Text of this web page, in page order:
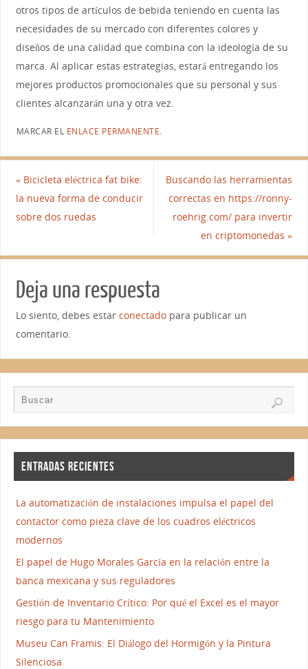
otros tipos de artículos de bebida teniendo en cuenta las
necesidades de su mercado con diferentes colores y
diseños de una calidad que combina con la ideología de su
marca. Al aplicar estas estrategias, estará entregando los
mejores productos promocionales que su personal y sus
clientes alcanzarán una y otra vez.
MARCAR EL ENLACE PERMANENTE.
«Bicicleta eléctrica fat bike:
la nueva forma de conducir
sobre dos ruedas
Buscando las herramientas
correctas en https://ronny-
roehrig.com/ para invertir
en criptomonedas»
Deja una respuesta
Lo siento, debes estar conectadopara publicar un
comentario.
ENTRADAS RECIENTES
La automatización de instalaciones impulsa el papel del
contactor como pieza clave de los cuadros eléctricos
modernos
El papel de Hugo Morales García en la relación entre la
banca mexicana y sus reguladores
Gestión de Inventario Crítico: Por qué el Excel es el mayor
riesgo para tu Mantenimiento
Museu Can Framis: El Diálogo del Hormigón y la Pintura
Silenciosa